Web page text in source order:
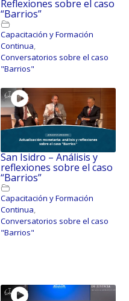
Reflexiones sobre el caso
“Barrios”
Capacitación y Formación
Continua,
Conversatorios sobre el caso
"Barrios"
San Isidro – Análisis y
reflexiones sobre el caso
“Barrios”
Capacitación y Formación
Continua,
Conversatorios sobre el caso
"Barrios"